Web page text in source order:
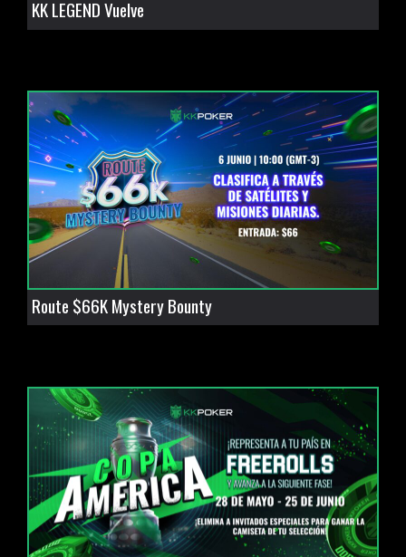
KK LEGEND Vuelve
Route $66K Mystery Bounty